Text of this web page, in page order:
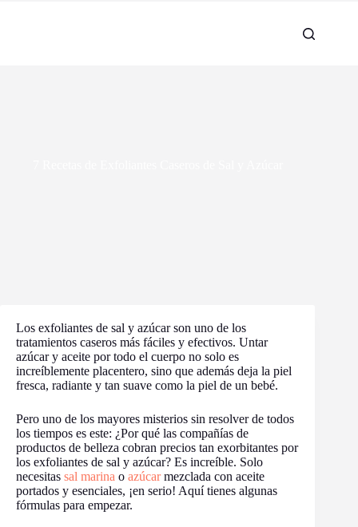
Los exfoliantes de sal y azúcar son uno de los
tratamientos caseros más fáciles y efectivos. Untar
azúcar y aceite por todo el cuerpo no solo es
increíblemente placentero, sino que además deja la piel
fresca, radiante y tan suave como la piel de un bebé.
Pero uno de los mayores misterios sin resolver de todos
los tiempos es este: ¿Por qué las compañías de
productos de belleza cobran precios tan exorbitantes por
los exfoliantes de sal y azúcar? Es increíble. Solo
necesitas sal marina o azúcarmezclada con aceite
portados y esenciales, ¡en serio! Aquí tienes algunas
fórmulas para empezar.